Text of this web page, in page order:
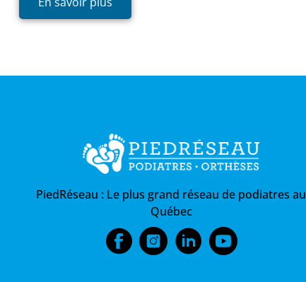
PiedRéseau : Le plus grand réseau de podiatres au
Québec